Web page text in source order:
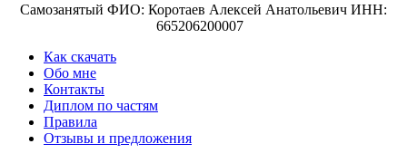
Самозанятый ФИО: Коротаев Алексей Анатольевич ИНН:
665206200007
Как скачать
Обо мне
Контакты
Диплом по частям
Правила
Отзывы и предложения